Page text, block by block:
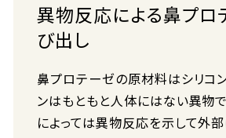
異物反応による鼻プロ
び出し
鼻プロテーゼの原材料はシリコン
ンはもともと人体にはない異物
によっては異物反応を示して外